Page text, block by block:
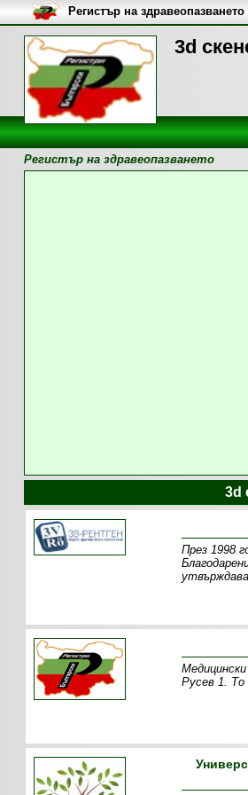
3d
Регистър на
Регистър на здравеопазването
3d
През 1998
Русев 1. То